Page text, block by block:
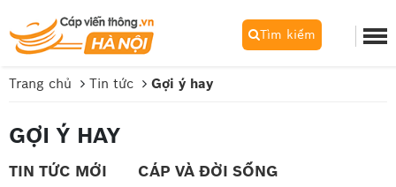
Tìm kiếm
Trang chủ Tin tức Gợi ý hay
GỢI Ý HAY
TIN TỨC MỚI
CÁP VÀ ĐỜI SỐNG